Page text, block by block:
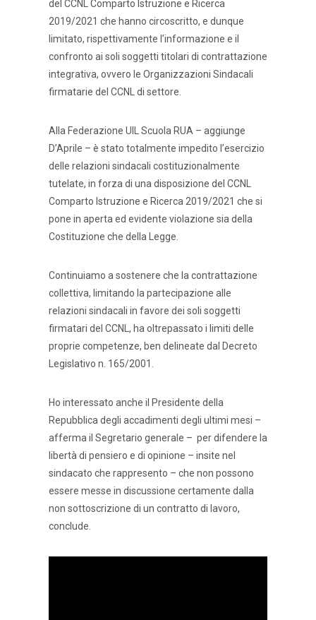
del CCNL Comparto Istruzione e Ricerca
2019/2021 che hanno circoscritto, e dunque
limitato, rispettivamente l’informazione e il
confronto ai soli soggetti titolari di contrattazione
integrativa, ovvero le Organizzazioni Sindacali
firmatarie del CCNL di settore.
Alla Federazione UIL Scuola RUA – aggiunge
D’Aprile – è stato totalmente impedito l’esercizio
delle relazioni sindacali costituzionalmente
tutelate, in forza di una disposizione del CCNL
Comparto Istruzione e Ricerca 2019/2021 che si
pone in aperta ed evidente violazione sia della
Costituzione che della Legge.
Continuiamo a sostenere che la contrattazione
collettiva, limitando la partecipazione alle
relazioni sindacali in favore dei soli soggetti
firmatari del CCNL, ha oltrepassato i limiti delle
proprie competenze, ben delineate dal Decreto
Legislativo n. 165/2001.
Ho interessato anche il Presidente della
Repubblica degli accadimenti degli ultimi mesi –
afferma il Segretario generale – per difendere la
libertà di pensiero e di opinione – insite nel
sindacato che rappresento – che non possono
essere messe in discussione certamente dalla
non sottoscrizione di un contratto di lavoro,
conclude.